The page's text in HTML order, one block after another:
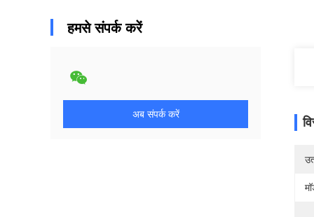
हमसे संपर्क करें
अब संपर्क करें